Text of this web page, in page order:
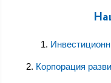
1.
2. Корпорация